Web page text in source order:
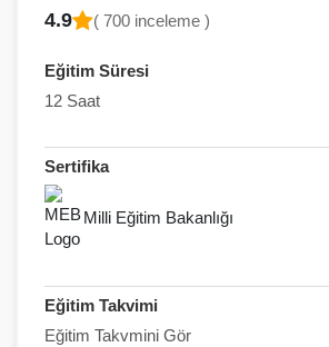
4.9 ( 700 inceleme )
Eğitim Süresi
12 Saat
Sertifika
Milli Eğitim Bakanlığı
Eğitim Takvimi
Eğitim Takvmini Gör